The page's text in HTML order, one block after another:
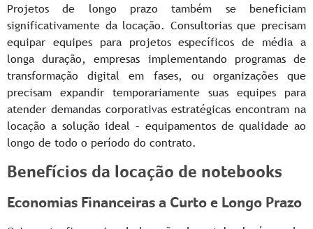
Projetos de longo prazo também se beneficiam
significativamente da locação. Consultorias que precisam
equipar equipes para projetos específicos de média a
longa duração, empresas implementando programas de
transformação digital em fases, ou organizações que
precisam expandir temporariamente suas equipes para
atender demandas corporativas estratégicas encontram na
locação a solução ideal – equipamentos de qualidade ao
longo de todo o período do contrato.
Benefícios da locação de notebooks
Economias Financeiras a Curto e Longo Prazo